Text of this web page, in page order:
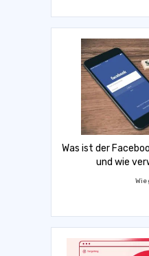
Was ist der
und wie
Wie